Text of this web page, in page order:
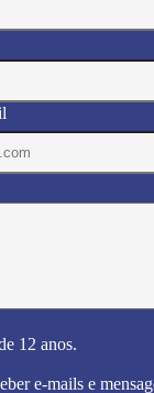
12 anos.
e-mails e